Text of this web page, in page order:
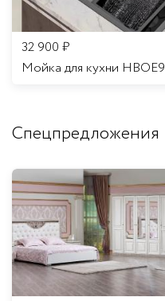
32 900 ₽
Мойка для кухни HBOE9
Спецпредложения